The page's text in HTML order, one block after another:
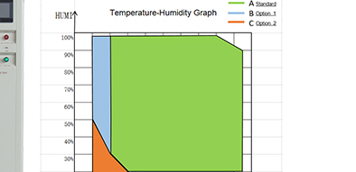
Buồng đông lạnh công nghiệp
độ ẩm nhiệt độ tùy chỉnh hai cửa
Buồng độ ẩm nóng lạnh
Buồng kiểm tra thời hạn sử dụng